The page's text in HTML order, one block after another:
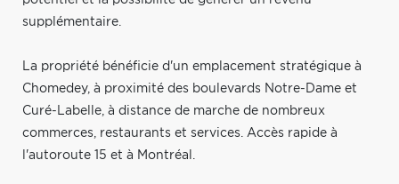
supplémentaire.
La propriété bénéficie d'un emplacement stratégique à
Chomedey, à proximité des boulevards Notre-Dame et
Curé-Labelle, à distance de marche de nombreux
commerces, restaurants et services. Accès rapide à
l'autoroute 15 et à Montréal.